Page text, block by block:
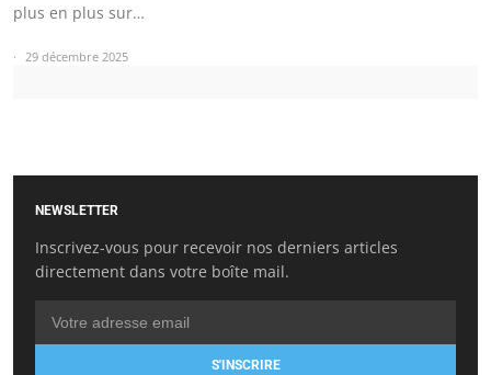
plus en plus sur…
29 décembre 2025
NEWSLETTER
Inscrivez-vous pour recevoir nos derniers articles
directement dans votre boîte mail.
S'INSCRIRE